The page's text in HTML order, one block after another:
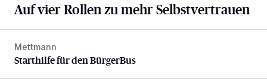
Auf vier Rollen zu mehr Selbstvertrauen
Starthilfe für den BürgerBus
Mettmann
Starthilfe für den BürgerBus